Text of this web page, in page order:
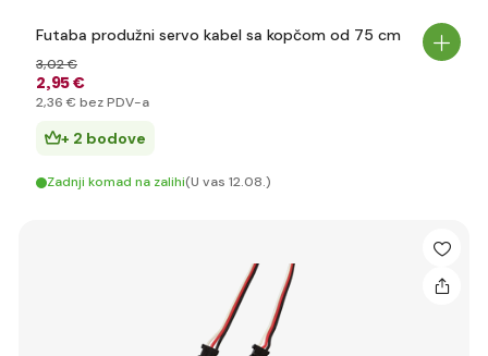
Futaba produžni servo kabel sa kopčom od 75 cm
2,95 €
3,02 €
2,36 € bez PDV-a
+ 2 bodove
Zadnji komad na zalihi(U vas 12.08.)